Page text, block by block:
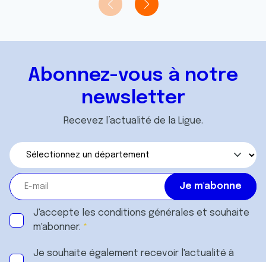
Abonnez-vous à notre
newsletter
Recevez l’actualité de la Ligue.
J'accepte les conditions générales et souhaite
m'abonner.
Je souhaite également recevoir l'actualité à